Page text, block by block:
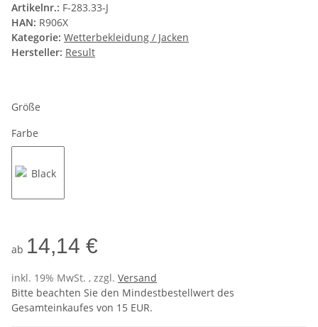
Artikelnr.: F-283.33-J
HAN: R906X
Kategorie: Wetterbekleidung / Jacken
Hersteller: Result
Größe
Farbe
ab 14,14 €
inkl. 19% MwSt. , zzgl. Versand
Bitte beachten Sie den Mindestbestellwert des
Gesamteinkaufes von 15 EUR.